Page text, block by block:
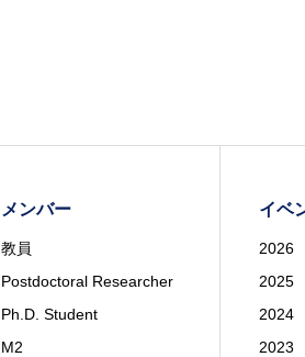
メンバー
教員
Postdoctoral Researcher
Ph.D. Student
M2
イベ
2026
2025
2024
2023